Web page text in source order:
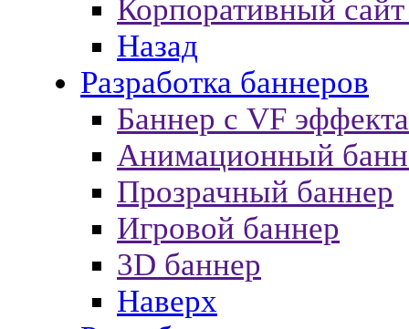
Корпоративный
Назад
Разработка баннеров
Баннер с VF
Анимационный
Прозрачный баннер
Игровой баннер
3D баннер
Наверх